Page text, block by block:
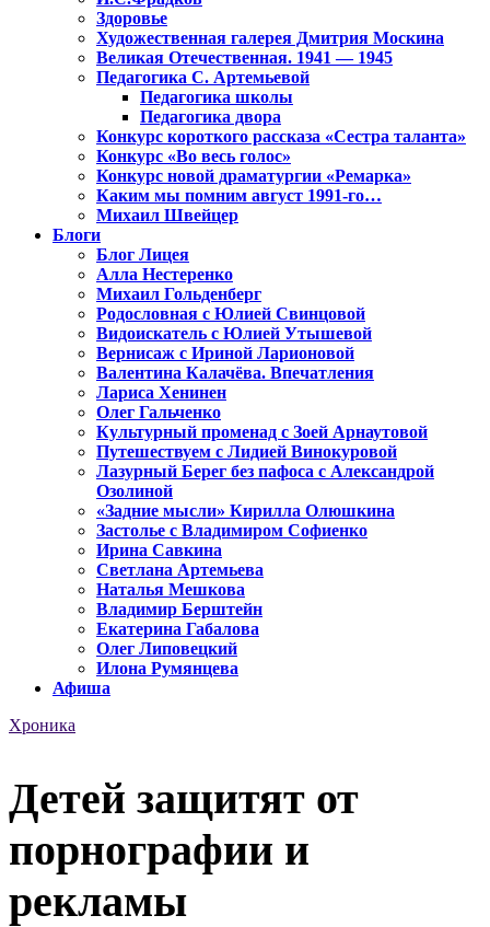
Здоровье
Художественная галерея Дмитрия Москина
Великая Отечественная. 1941 — 1945
Педагогика С. Артемьевой
Педагогика школы
Педагогика двора
Конкурс короткого рассказа «Сестра таланта»
Конкурс «Во весь голос»
Конкурс новой драматургии «Ремарка»
Каким мы помним август 1991-го…
Михаил Швейцер
Блоги
Блог Лицея
Алла Нестеренко
Михаил Гольденберг
Родословная с Юлией Свинцовой
Видоискатель с Юлией Утышевой
Вернисаж с Ириной Ларионовой
Валентина Калачёва. Впечатления
Лариса Хенинен
Олег Гальченко
Культурный променад с Зоей Арнаутовой
Путешествуем с Лидией Винокуровой
Лазурный Берег без пафоса с Александрой
Озолиной
«Задние мысли» Кирилла Олюшкина
Застолье с Владимиром Софиенко
Ирина Савкина
Светлана Артемьева
Наталья Мешкова
Владимир Берштейн
Екатерина Габалова
Олег Липовецкий
Илона Румянцева
Афиша
Хроника
Детей защитят от
порнографии и
рекламы